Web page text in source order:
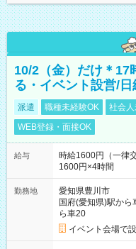
10/2（金）だけ＊17
る・イベント設営/
派遣 職種未経験OK 社会
WEB登録・面接OK
給与
時給1600円（一律
1600円×4時間
勤務地
愛知県豊川市
国府(愛知県)駅から
ら車20
イベント会場で